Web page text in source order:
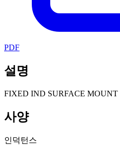
PDF
설명
FIXED IND SURFACE MOUNT
사양
인덕턴스